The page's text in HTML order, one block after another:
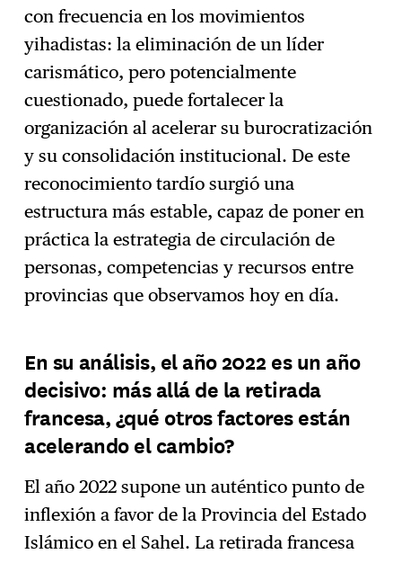
con frecuencia en los movimientos
yihadistas: la eliminación de un líder
carismático, pero potencialmente
cuestionado, puede fortalecer la
organización al acelerar su burocratización
y su consolidación institucional. De este
reconocimiento tardío surgió una
estructura más estable, capaz de poner en
práctica la estrategia de circulación de
personas, competencias y recursos entre
provincias que observamos hoy en día.
En su análisis, el año 2022 es un año
decisivo: más allá de la retirada
francesa, ¿qué otros factores están
acelerando el cambio?
El año 2022 supone un auténtico punto de
inflexión a favor de la Provincia del Estado
Islámico en el Sahel. La retirada francesa